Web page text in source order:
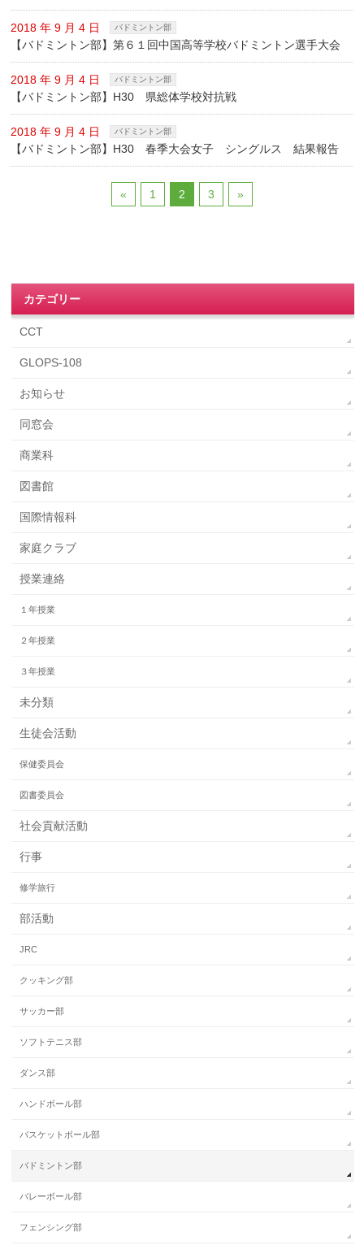
2018 年 9 月 4 日 バドミントン部
【バドミントン部】第６１回中国高等学校バドミントン選手大会
2018 年 9 月 4 日 バドミントン部
【バドミントン部】H30 県総体学校対抗戦
2018 年 9 月 4 日 バドミントン部
【バドミントン部】H30 春季大会女子 シングルス 結果報告
« 1 2 3 »
カテゴリー
CCT
GLOPS-108
お知らせ
同窓会
商業科
図書館
国際情報科
家庭クラブ
授業連絡
１年授業
２年授業
３年授業
未分類
生徒会活動
保健委員会
図書委員会
社会貢献活動
行事
修学旅行
部活動
JRC
クッキング部
サッカー部
ソフトテニス部
ダンス部
ハンドボール部
バスケットボール部
バドミントン部
バレーボール部
フェンシング部